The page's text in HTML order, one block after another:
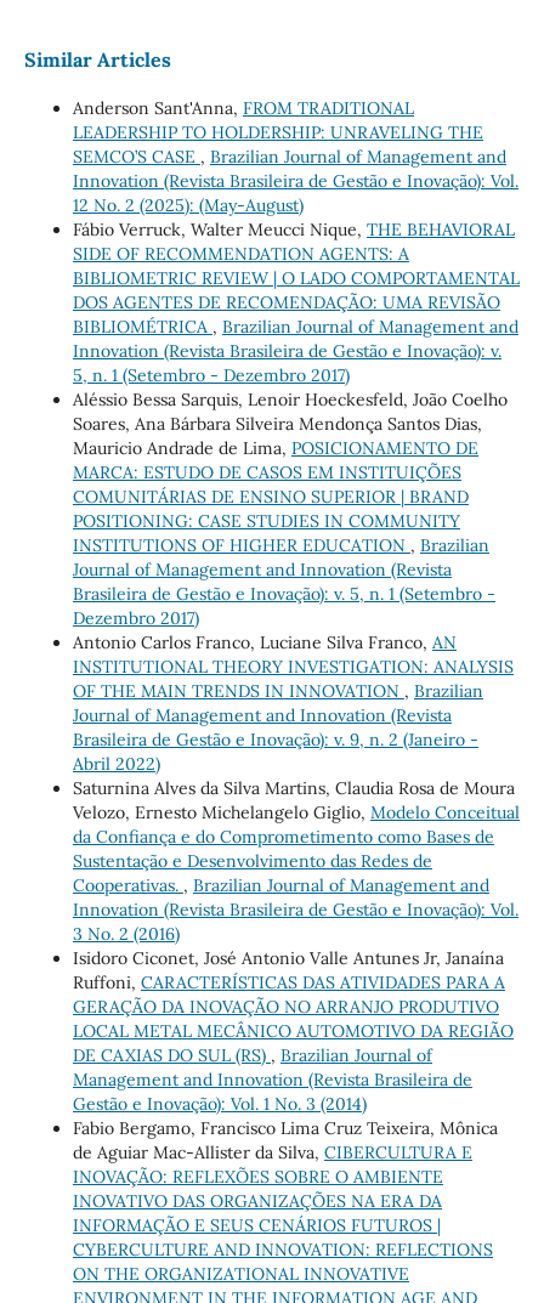
Similar Articles
Anderson Sant'Anna, FROM TRADITIONAL
LEADERSHIP TO HOLDERSHIP: UNRAVELING THE
SEMCO’S CASE , Brazilian Journal of Management and
Innovation (Revista Brasileira de Gestão e Inovação): Vol.
12 No. 2 (2025): (May-August)
Fábio Verruck, Walter Meucci Nique, THE BEHAVIORAL
SIDE OF RECOMMENDATION AGENTS: A
BIBLIOMETRIC REVIEW | O LADO COMPORTAMENTAL
DOS AGENTES DE RECOMENDAÇÃO: UMA REVISÃO
BIBLIOMÉTRICA , Brazilian Journal of Management and
Innovation (Revista Brasileira de Gestão e Inovação): v.
5, n. 1 (Setembro - Dezembro 2017)
Aléssio Bessa Sarquis, Lenoir Hoeckesfeld, João Coelho
Soares, Ana Bárbara Silveira Mendonça Santos Dias,
Mauricio Andrade de Lima, POSICIONAMENTO DE
MARCA: ESTUDO DE CASOS EM INSTITUIÇÕES
COMUNITÁRIAS DE ENSINO SUPERIOR | BRAND
POSITIONING: CASE STUDIES IN COMMUNITY
INSTITUTIONS OF HIGHER EDUCATION , Brazilian
Journal of Management and Innovation (Revista
Brasileira de Gestão e Inovação): v. 5, n. 1 (Setembro -
Dezembro 2017)
Antonio Carlos Franco, Luciane Silva Franco, AN
INSTITUTIONAL THEORY INVESTIGATION: ANALYSIS
OF THE MAIN TRENDS IN INNOVATION , Brazilian
Journal of Management and Innovation (Revista
Brasileira de Gestão e Inovação): v. 9, n. 2 (Janeiro -
Abril 2022)
Saturnina Alves da Silva Martins, Claudia Rosa de Moura
Velozo, Ernesto Michelangelo Giglio, Modelo Conceitual
da Confiança e do Comprometimento como Bases de
Sustentação e Desenvolvimento das Redes de
Cooperativas. , Brazilian Journal of Management and
Innovation (Revista Brasileira de Gestão e Inovação): Vol.
3 No. 2 (2016)
Isidoro Ciconet, José Antonio Valle Antunes Jr, Janaína
Ruffoni, CARACTERÍSTICAS DAS ATIVIDADES PARA A
GERAÇÃO DA INOVAÇÃO NO ARRANJO PRODUTIVO
LOCAL METAL MECÂNICO AUTOMOTIVO DA REGIÃO
DE CAXIAS DO SUL (RS) , Brazilian Journal of
Management and Innovation (Revista Brasileira de
Gestão e Inovação): Vol. 1 No. 3 (2014)
Fabio Bergamo, Francisco Lima Cruz Teixeira, Mônica
de Aguiar Mac-Allister da Silva, CIBERCULTURA E
INOVAÇÃO: REFLEXÕES SOBRE O AMBIENTE
INOVATIVO DAS ORGANIZAÇÕES NA ERA DA
INFORMAÇÃO E SEUS CENÁRIOS FUTUROS |
CYBERCULTURE AND INNOVATION: REFLECTIONS
ON THE ORGANIZATIONAL INNOVATIVE
ENVIRONMENT IN THE INFORMATION AGE AND